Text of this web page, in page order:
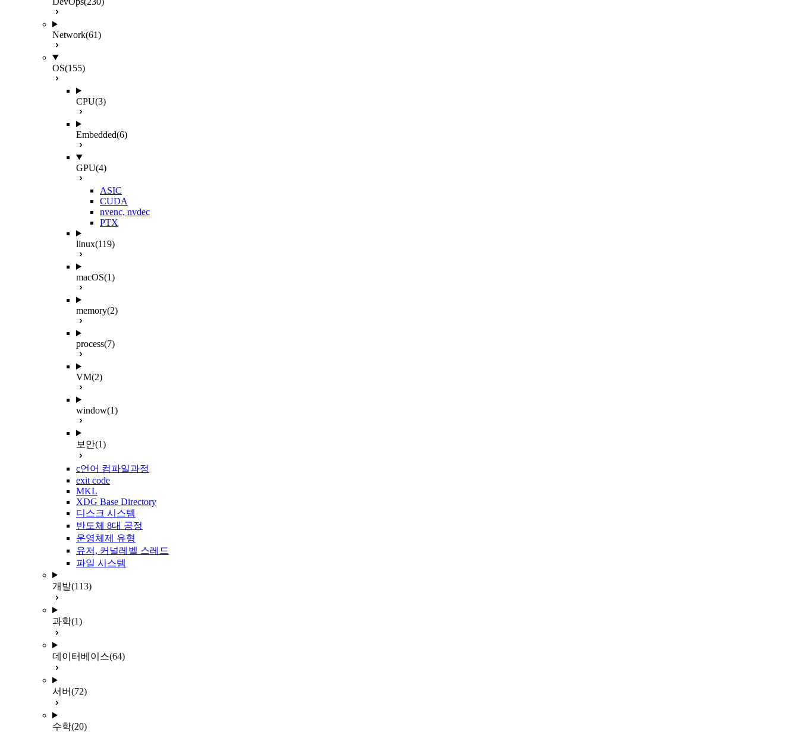
Network(61)
OS(155)
CPU(3)
Embedded(6)
GPU(4)
ASIC
CUDA
nvenc, nvdec
PTX
linux(119)
macOS(1)
memory(2)
process(7)
VM(2)
window(1)
보안(1)
c언어 컴파일과정
exit code
MKL
XDG Base Directory
디스크 시스템
반도체 8대 공정
운영체제 유형
유저, 커널레벨 스레드
파일 시스템
개발(113)
과학(1)
데이터베이스(64)
서버(72)
수학(20)